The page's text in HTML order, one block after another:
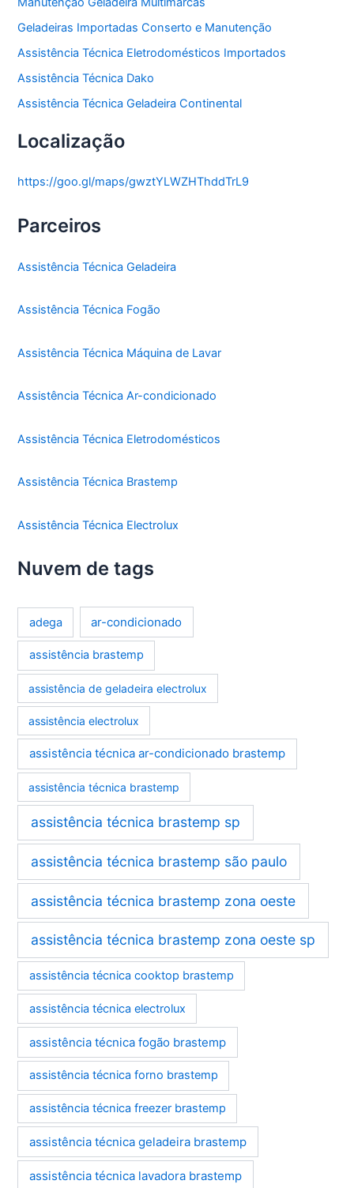
Geladeiras Importadas Conserto e Manutenção
Assistência Técnica Eletrodomésticos Importados
Assistência Técnica Dako
Assistência Técnica Geladeira Continental
Localização
https://goo.gl/maps/gwztYLWZHThddTrL9
Parceiros
Assistência Técnica Geladeira
Assistência Técnica Fogão
Assistência Técnica Máquina de Lavar
Assistência Técnica Ar-condicionado
Assistência Técnica Eletrodomésticos
Assistência Técnica Brastemp
Assistência Técnica Electrolux
Nuvem de tags
adega ar-condicionado
assistência brastemp
assistência de geladeira electrolux
assistência electrolux
assistência técnica ar-condicionado brastemp
assistência técnica brastemp
assistência técnica brastemp sp
assistência técnica brastemp são paulo
assistência técnica brastemp zona oeste
assistência técnica brastemp zona oeste sp
assistência técnica cooktop brastemp
assistência técnica electrolux
assistência técnica fogão brastemp
assistência técnica forno brastemp
assistência técnica freezer brastemp
assistência técnica geladeira brastemp
assistência técnica lavadora brastemp